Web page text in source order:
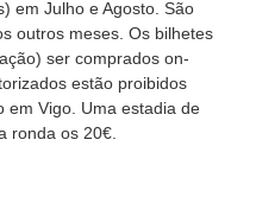
em Julho e Agosto. São
outros meses. Os bilhetes
ser comprados on-
estão proibidos
em Vigo. Uma estadia de
ronda os 20€.